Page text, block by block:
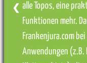
alle Topos, eine
Funktionen mehr.
Frankenjura.com
Anwendungen (z.B.
❮